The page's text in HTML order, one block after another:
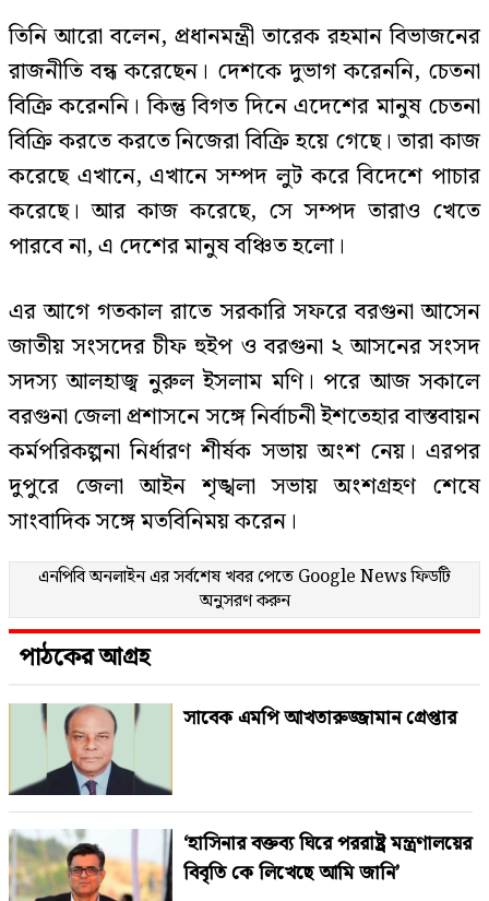
তিনি আরো বলেন, প্রধানমন্ত্রী তারেক রহমান বিভাজনের
রাজনীতি বন্ধ করেছেন। দেশকে দুভাগ করেননি, চেতনা
বিক্রি করেননি। কিন্তু বিগত দিনে এদেশের মানুষ চেতনা
বিক্রি করতে করতে নিজেরা বিক্রি হয়ে গেছে। তারা কাজ
করেছে এখানে, এখানে সম্পদ লুট করে বিদেশে পাচার
করেছে। আর কাজ করেছে, সে সম্পদ তারাও খেতে
পারবে না, এ দেশের মানুষ বঞ্চিত হলো।
এর আগে গতকাল রাতে সরকারি সফরে বরগুনা আসেন
জাতীয় সংসদের চীফ হুইপ ও বরগুনা ২ আসনের সংসদ
সদস্য আলহাজ্ব নুরুল ইসলাম মণি। পরে আজ সকালে
বরগুনা জেলা প্রশাসনে সঙ্গে নির্বাচনী ইশতেহার বাস্তবায়ন
কর্মপরিকল্পনা নির্ধারণ শীর্ষক সভায় অংশ নেয়। এরপর
দুপুরে জেলা আইন শৃঙ্খলা সভায় অংশগ্রহণ শেষে
সাংবাদিক সঙ্গে মতবিনিময় করেন।
এনপিবি অনলাইন এর সর্বশেষ খবর পেতে Google Newsফিডটি
অনুসরণ করুন
পাঠকের আগ্রহ
সাবেক এমপি আখতারুজ্জামান গ্রেপ্তার
‘হাসিনার বক্তব্য ঘিরে পররাষ্ট্র মন্ত্রণালয়ের
বিবৃতি কে লিখেছে আমি জানি’